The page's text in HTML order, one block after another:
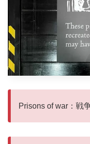
Prisons of war：戦